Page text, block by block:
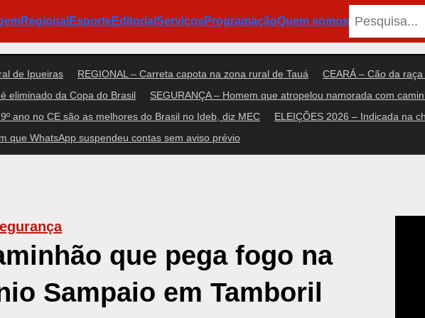
Regional EsporteEditorial ServiçosProgramaçãoQuem somos Pesquisar
de Ipueiras REGIONAL – Carreta capota na zona rural de Tauá
CEARÁ – Cão da
eliminado da Copa do Brasil
SEGURANÇA – Homem que atropelou namorada com
ano no CE são as melhores do Brasil no Ideb, diz MEC
ELEIÇÕES 2026 – Indicada na
que WhatsApp suspendeu contas sem aviso prévio
que pega fogo na
Sampaio em Tamboril